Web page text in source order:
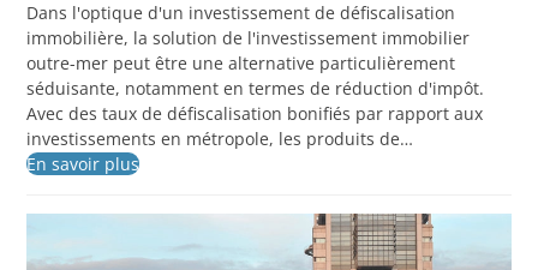
Dans l'optique d'un investissement de défiscalisation
immobilière, la solution de l'investissement immobilier
outre-mer peut être une alternative particulièrement
séduisante, notamment en termes de réduction d'impôt.
Avec des taux de défiscalisation bonifiés par rapport aux
investissements en métropole, les produits de…
En savoir plus